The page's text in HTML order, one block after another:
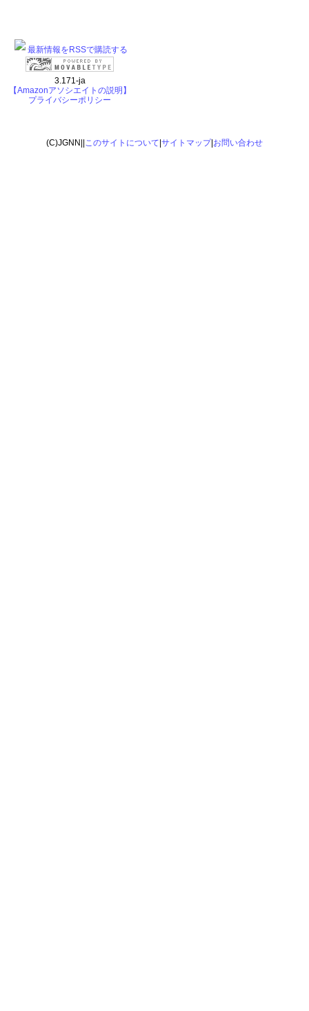
最新情報をRSSで購読する
3.171-ja
【Amazonアソシエイトの説明】
プライバシーポリシー
(C)JGNN|| このサイトについて サイトマップ| お問い合わせ